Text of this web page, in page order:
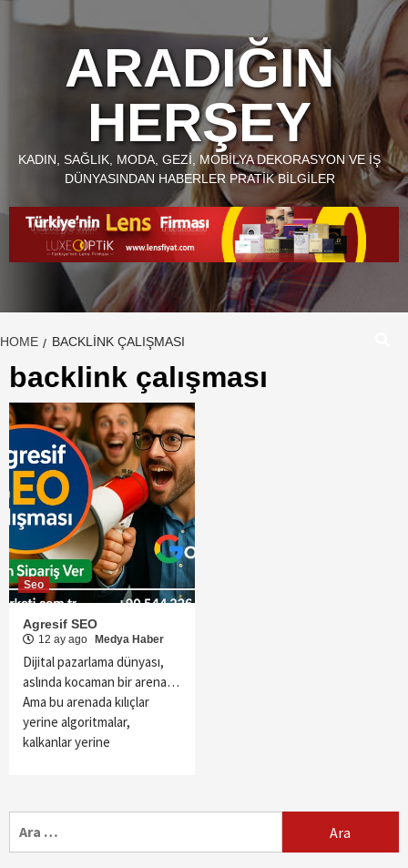
ARADIĞIN
HERŞEY
KADIN, SAĞLIK, MODA, GEZI, MOBILYA DEKORASYON VE İŞ
DÜNYASINDAN HABERLER PRATIK BILGILER
HOME BACKLINK ÇALIŞMASI
backlink çalışması
Seo
Agresif SEO
12 ay ago Medya Haber
Dijital pazarlama dünyası,
aslında kocaman bir arena…
Ama bu arenada kılıçlar
yerine algoritmalar,
kalkanlar yerine